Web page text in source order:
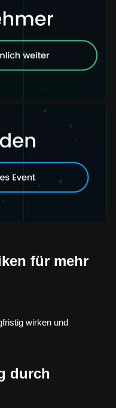
für mehr
wirken und
durch